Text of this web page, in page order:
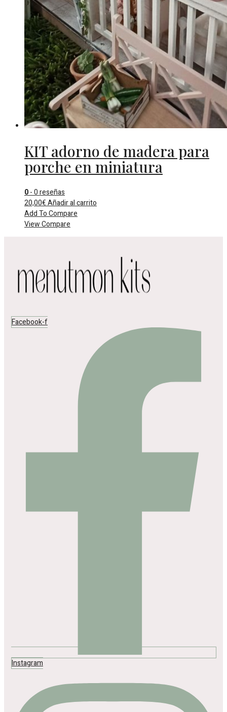
KIT adorno de madera para
porche en miniatura
0- 0 reseñas
20,00€Añadir al carrito
Add To Compare
View Compare
Facebook-f
Instagram